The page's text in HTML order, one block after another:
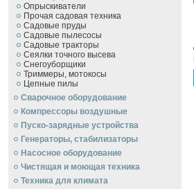
Опрыскиватели
Прочая садовая техника
Садовые пруды
Садовые пылесосы
Садовые тракторы
Сеялки точного высева
Снегоуборщики
Триммеры, мотокосы
Цепные пилы
Сварочное оборудование
Компрессоры воздушные
Пуско-зарядные устройства
Генераторы, стабилизаторы
Насосное оборудование
Чистящая и моющая техника
Техника для климата